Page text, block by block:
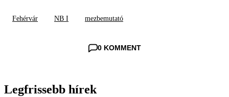
Fehérvár NB I mezbemutató
0 KOMMENT
Legfrissebb hírek